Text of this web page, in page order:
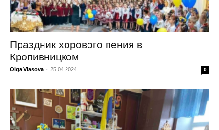
Праздник хорового пения в
Кропивницком
Olga Vlasova - 25.04.2024 0